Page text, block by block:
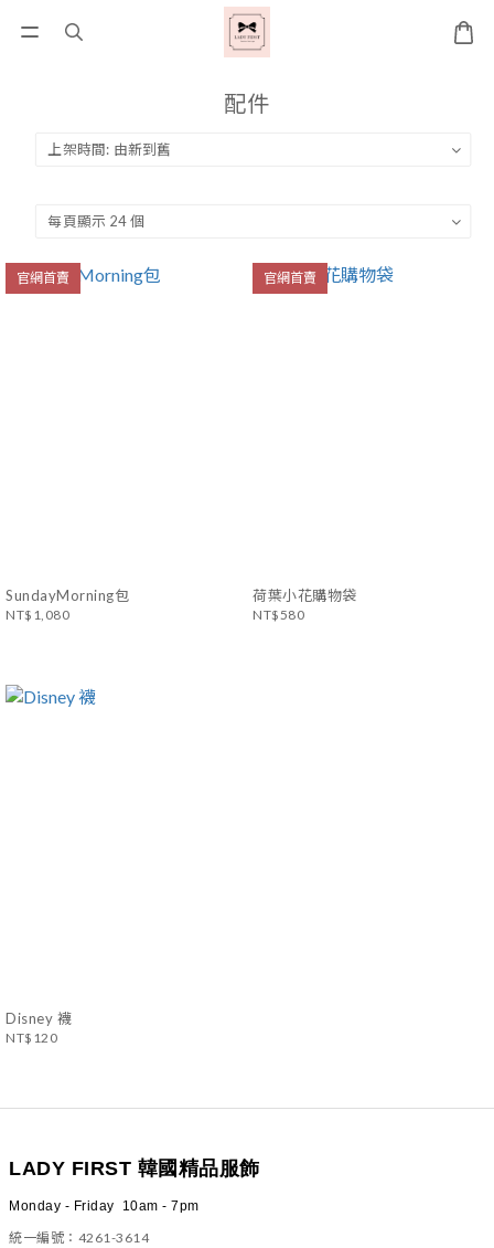
配件
官網首賣
SundayMorning包
NT$1,080
官網首賣
荷葉小花購物袋
NT$580
Disney 襪
NT$120
LADY FIRST 韓國精品服飾
Monday - Friday 10am - 7pm
統一編號：4261-3614